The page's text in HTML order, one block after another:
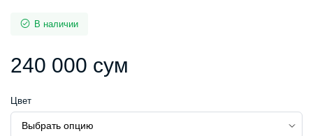
В наличии
240 000 сум
Цвет